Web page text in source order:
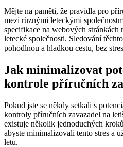
Mějte na paměti, že pravidla pro
mezi různými leteckými
specifikace na webových stránkách
letecké společnosti. Sledování
pohodlnou a hladkou cestu, bez
Jak minimalizovat
kontrole příručních
Pokud jste se někdy setkali s
kontroly příručních zavazadel na
existuje několik jednoduchých
abyste minimalizovali tento stres a
letu.